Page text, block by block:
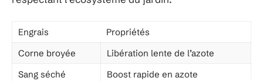
Engrais
Propriétés
Corne broyée
Libération lente de l’azote
Sang séché
Boost rapide en azote